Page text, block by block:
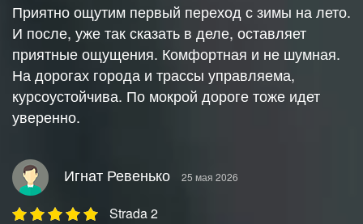
Приятно ощутим первый переход с зимы на лето.
И после, уже так сказать в деле, оставляет
приятные ощущения. Комфортная и не шумная.
На дорогах города и трассы управляема,
курсоустойчива. По мокрой дороге тоже идет
уверенно.
Игнат Ревенько 25 мая 2026
Strada 2